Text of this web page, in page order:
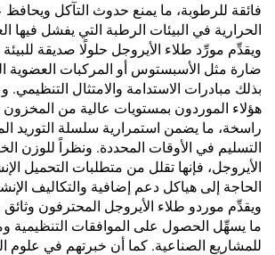
فائقة للرطوبة، ما يمنع حدوث التآكل
الحرارية في البيئات الرطبة التي يفشل فيها
ويقدِّم مورِّد طلاء الأيروجل حلولًا صديقة
ضارة مثل الأسبستوس أو المركبات العضوية
بذلك مبادرات الاستدامة والامتثال التنظيمي.
هؤلاء الموردون بمستويات عالية من
راسخة، ما يضمن استمرارية سلسلة التوريد
التسليم في الأوقات المحددة. ونظراً للوزن
الأيروجل، فإنها تقلل من متطلبات التحميل
الحاجة إلى هياكل دعم إضافية والتكاليف
ويقدِّم موردو طلاء الأيروجل المحترفون
ما يسهِّل الحصول على الموافقات التنظيمية
للمشاريع الصناعية. كما أن خبرتهم في علوم